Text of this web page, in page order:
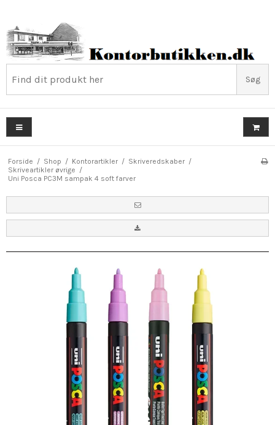
Søg
Forside / Shop / Kontorartikler / Skriveredskaber /
Skriveartikler øvrige /
Uni Posca PC3M sampak 4 soft farver